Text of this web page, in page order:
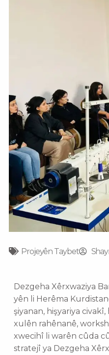
Projeyên Taybet
Dezgeha Xêrxwaziya
yên li Herêma
şiyanan, hişyariya
xulên rahênanê,
xwecihî li warên cûda
stratejî ya Dezgeha